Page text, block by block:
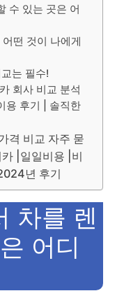
수 있는 곳은 어
떤 것이 나에게
는 필수!
회사 비교 분석
용 후기 | 솔직한
격 비교 자주 묻
|일일비용 |비
년 후기
차를 렌
어디